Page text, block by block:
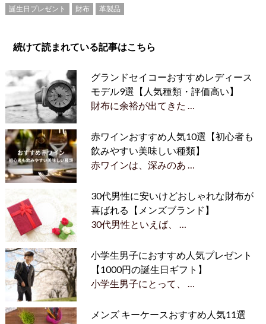
誕生日プレゼント 財布 革製品
続けて読まれている記事はこちら
グランドセイコーおすすめレディース
モデル9選【人気種類・評価高い】
財布に余裕が出てきた …
赤ワインおすすめ人気10選【初心者も
飲みやすい美味しい種類】
赤ワインは、深みのあ …
30代男性に安いけどおしゃれな財布が
喜ばれる【メンズブランド】
30代男性といえば、 …
小学生男子におすすめ人気プレゼント
【1000円の誕生日ギフト】
小学生男子にとって、 …
メンズ キーケースおすすめ人気11選